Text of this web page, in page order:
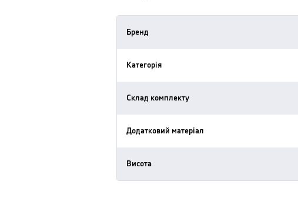
Бренд
Категорія
Склад комплекту
Додатковий матеріал
Висота